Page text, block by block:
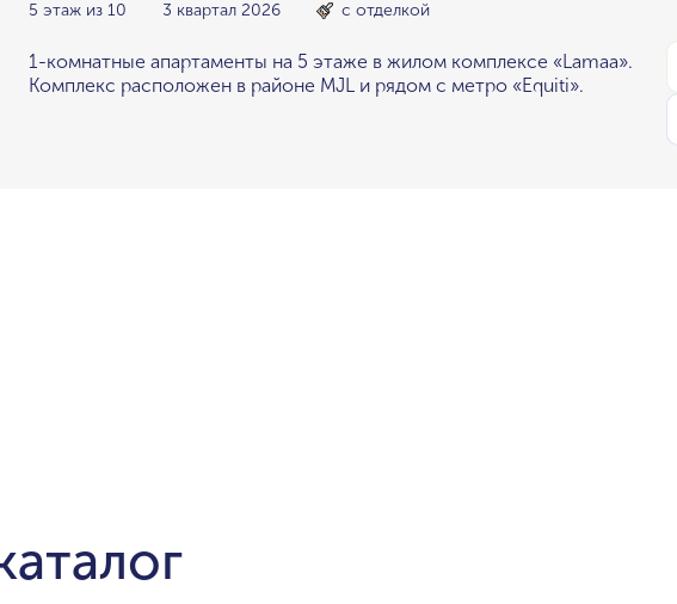
5 этаж из 10 3 квартал 2026 с отделкой
1-комнатные апартаменты на 5 этаже в жилом комплексе «Lamaa».
Комплекс расположен в районе MJL и рядом с метро «Equiti».